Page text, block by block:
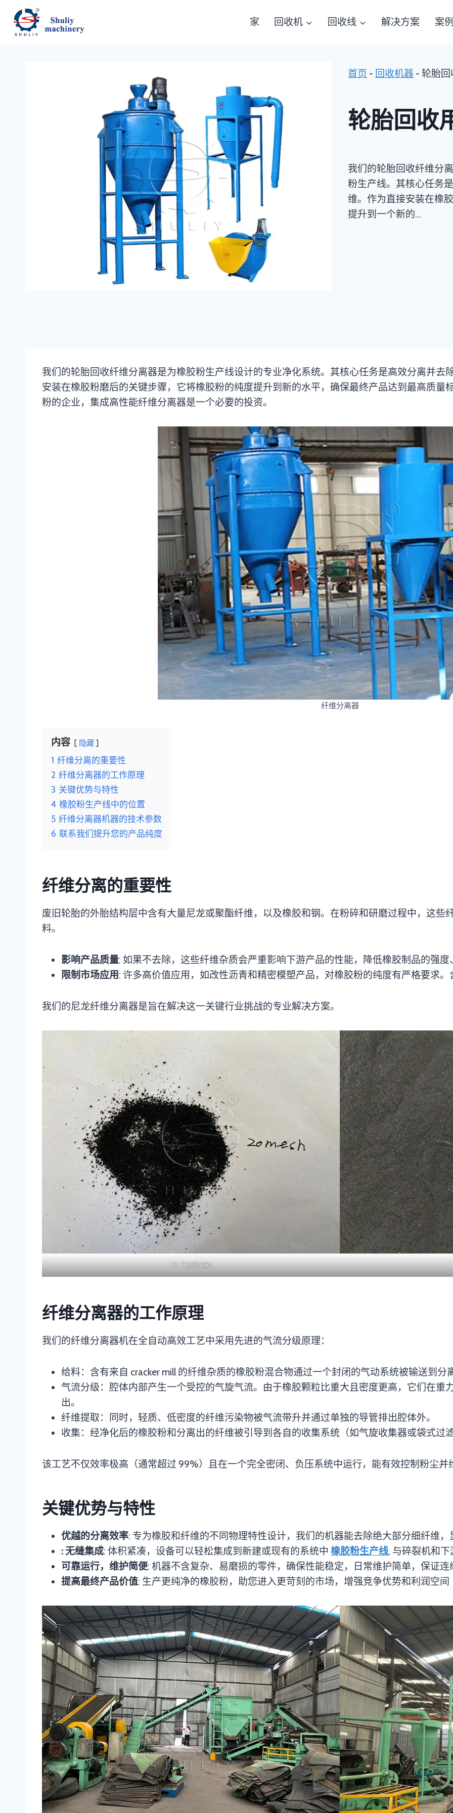
家 回收机 回收线 解决方案 案
首页 - 回收机器 - 轮胎
轮胎回收
我们的轮胎回收纤维分
粉生产线。其核心任务
维。作为直接安装在橡
提升到一个新的…
我们的轮胎回收纤维分离器是为橡胶粉生产线设计的专业净化系统。其核心任务是高效分离并去
安装在橡胶粉磨后的关键步骤，它将橡胶粉的纯度提升到新的水平，确保最终产品达到最高质量
粉的企业，集成高性能纤维分离器是一个必要的投资。
纤维分离器
内容 隐藏
1 纤维分离的重要性
2 纤维分离器的工作原理
3 关键优势与特性
4 橡胶粉生产线中的位置
5 纤维分离器机器的技术参数
6 联系我们提升您的产品纯度
纤维分离的重要性
废旧轮胎的外胎结构层中含有大量尼龙或聚酯纤维，以及橡胶和钢。在粉碎和研磨过程中，这些
料。
影响产品质量: 如果不去除，这些纤维杂质会严重影响下游产品的性能，降低橡胶制品的强
限制市场应用: 许多高价值应用，如改性沥青和精密模塑产品，对橡胶粉的纯度有严格要求
我们的尼龙纤维分离器是旨在解决这一关键行业挑战的专业解决方案。
20 目橡胶颗粒
纤维分离器的工作原理
我们的纤维分离器机在全自动高效工艺中采用先进的气流分级原理：
给料：含有来自 cracker mill 的纤维杂质的橡胶粉混合物通过一个封闭的气动系统被输送到分
气流分级：腔体内部产生一个受控的气旋气流。由于橡胶颗粒比重大且密度更高，它们在重
出。
纤维提取：同时，轻质、低密度的纤维污染物被气流带升并通过单独的导管排出腔体外。
收集：经净化后的橡胶粉和分离出的纤维被引导到各自的收集系统（如气旋收集器或袋式过
该工艺不仅效率极高（通常超过 99%）且在一个完全密闭、负压系统中运行，能有效控制粉尘并
关键优势与特性
优越的分离效率: 专为橡胶和纤维的不同物理特性设计，我们的机器能去除绝大部分细纤维
: 无缝集成: 体积紧凑，设备可以轻松集成到新建或现有的系统中 橡胶粉生产线, 与碎裂机和
可靠运行，维护简便: 机器不含复杂、易磨损的零件，确保性能稳定，日常维护简单，保证连
提高最终产品价值: 生产更纯净的橡胶粉，助您进入更苛刻的市场，增强竞争优势和利润空间